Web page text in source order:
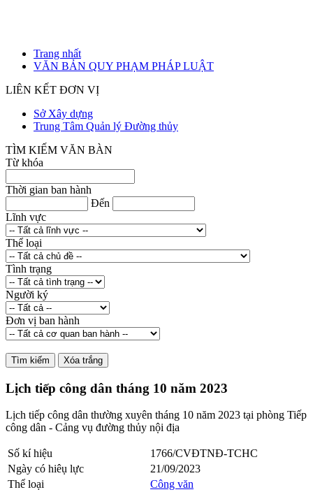
Trang nhất
VĂN BẢN QUY PHẠM PHÁP LUẬT
LIÊN KẾT ĐƠN VỊ
Sở Xây dựng
Trung Tâm Quản lý Đường thủy
TÌM KIẾM VĂN BÀN
Từ khóa
Thời gian ban hành
Đến
Lĩnh vực
Thể loại
Tình trạng
Người ký
Đơn vị ban hành
Lịch tiếp công dân tháng 10 năm 2023
Lịch tiếp công dân thường xuyên tháng 10 năm 2023 tại phòng Tiếp
công dân - Cảng vụ đường thủy nội địa
Số kí hiệu
1766/CVĐTNĐ-TCHC
Ngày có hiêụ lực
21/09/2023
Thể loại
Công văn